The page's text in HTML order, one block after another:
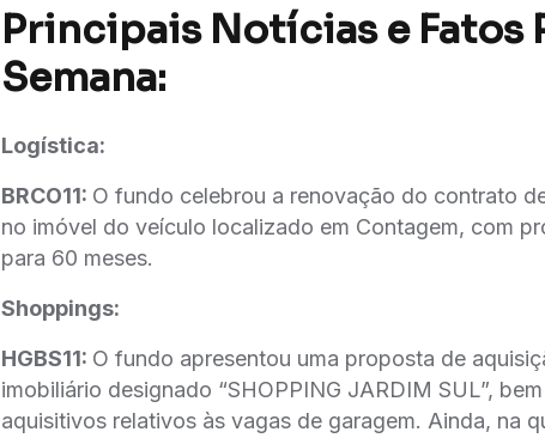
Principais Notícias e Fatos
Semana:
Logística:
BRCO11: O fundo celebrou a renovação do contrato
no imóvel do veículo localizado em Contagem, com
para 60 meses.
Shoppings:
HGBS11: O fundo apresentou uma proposta de
imobiliário designado “SHOPPING JARDIM SUL”,
aquisitivos relativos às vagas de garagem. Ainda, na